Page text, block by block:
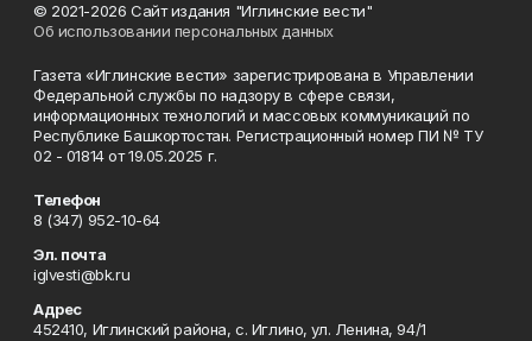
© 2021-2026 Сайт издания "Иглинские вести"
Об использовании персональных данных
Газета «Иглинские вести» зарегистрирована в Управлении
Федеральной службы по надзору в сфере связи,
информационных технологий и массовых коммуникаций по
Республике Башкортостан. Регистрационный номер ПИ № ТУ
02 - 01814 от 19.05.2025 г.
Телефон
8 (347) 952-10-64
Эл. почта
iglvesti@bk.ru
Адрес
452410, Иглинский района, с. Иглино, ул. Ленина, 94/1